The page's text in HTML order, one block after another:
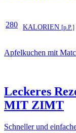
280 KALORIEN [p.P.]
Apfelkuchen mit
Leckeres
MIT ZIMT
Schneller und